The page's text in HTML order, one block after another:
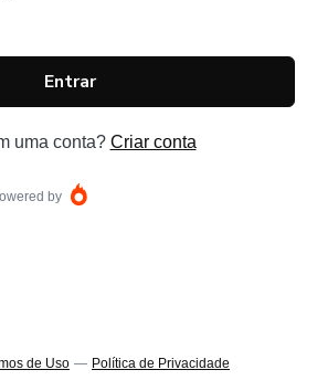
Entrar
uma conta? Criar conta
by
de Uso — Política de Privacidade